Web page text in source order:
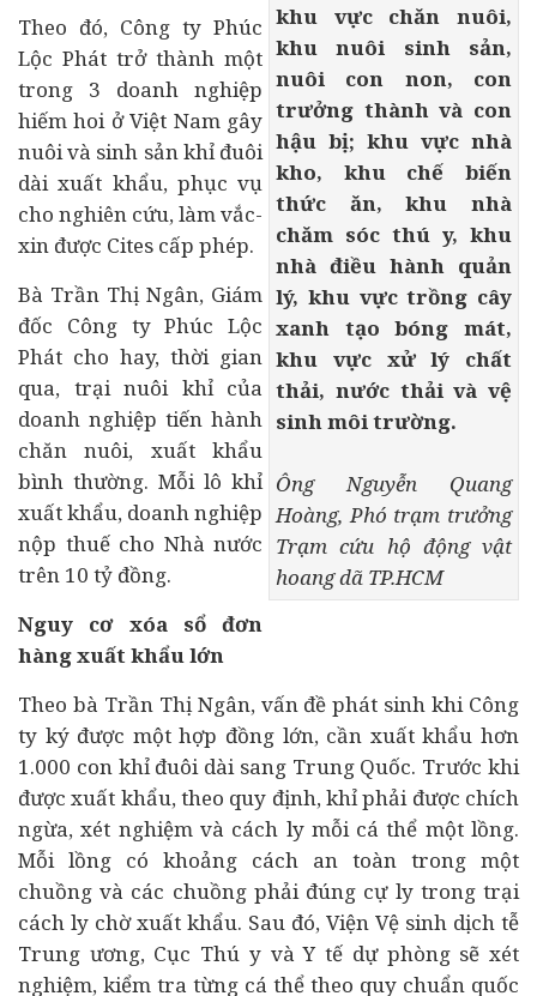
khu vực chăn nuôi,
khu nuôi sinh sản,
nuôi con non, con
trưởng thành và con
hậu bị; khu vực nhà
kho, khu chế biến
thức ăn, khu nhà
chăm sóc thú y, khu
nhà điều hành quản
lý, khu vực trồng cây
xanh tạo bóng mát,
khu vực xử lý chất
thải, nước thải và vệ
sinh môi trường.
Ông Nguyễn Quang
Hoàng, Phó trạm trưởng
Trạm cứu hộ động vật
hoang dã TP.HCM
Theo đó, Công ty Phúc
Lộc Phát trở thành một
trong 3 doanh nghiệp
hiếm hoi ở Việt Nam gây
nuôi và sinh sản khỉ đuôi
dài xuất khẩu, phục vụ
cho nghiên cứu, làm vắc-
xin được Cites cấp phép.
Bà Trần Thị Ngân, Giám
đốc Công ty Phúc Lộc
Phát cho hay, thời gian
qua, trại nuôi khỉ của
doanh nghiệp tiến hành
chăn nuôi, xuất khẩu
bình thường. Mỗi lô khỉ
xuất khẩu, doanh nghiệp
nộp thuế cho Nhà nước
trên 10 tỷ đồng.
Nguy cơ xóa sổ đơn
hàng xuất khẩu lớn
Theo bà Trần Thị Ngân, vấn đề phát sinh khi Công
ty ký được một hợp đồng lớn, cần xuất khẩu hơn
1.000 con khỉ đuôi dài sang Trung Quốc. Trước khi
được xuất khẩu, theo quy định, khỉ phải được chích
ngừa, xét nghiệm và cách ly mỗi cá thể một lồng.
Mỗi lồng có khoảng cách an toàn trong một
chuồng và các chuồng phải đúng cự ly trong trại
cách ly chờ xuất khẩu. Sau đó, Viện Vệ sinh dịch tễ
Trung ương, Cục Thú y vàY tế dự phòng sẽ xét
nghiệm, kiểm tra từng cá thể theo quy chuẩn quốc